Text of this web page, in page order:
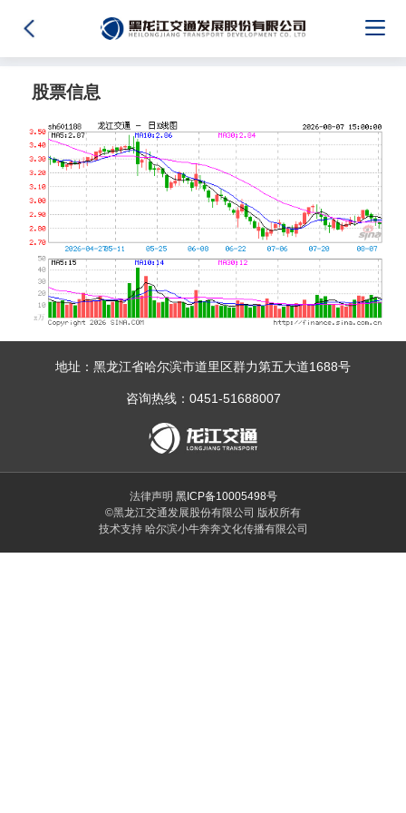
股票信息
地址：黑龙江省哈尔滨市道里区群力第五大道1688号
咨询热线：0451-51688007
法律声明 黑ICP备10005498号
©黑龙江交通发展股份有限公司 版权所有
技术支持 哈尔滨小牛奔奔文化传播有限公司